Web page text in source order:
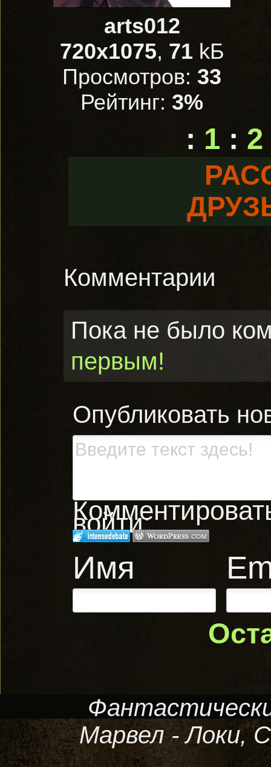
arts012
720x1075, 71 kБ
Просмотров: 33
Рейтинг: 3%
: 1 : 2
Комментарии
Пока не было
первым!
Опубликовать
войти:
Имя
Марвел - Локи,